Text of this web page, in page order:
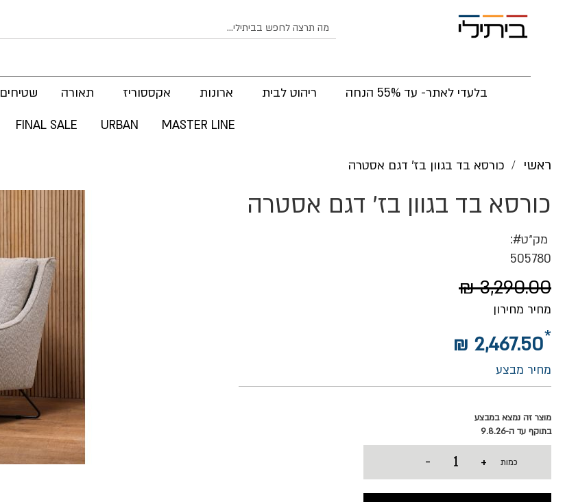
לחפש
בלעדי לאתר- עד 55% הנחה ריהוט לבית ארונות אקססוריז תאורה שטיחים
MASTER LINE
URBAN
FINAL SALE
ראשי כורסא בד בגוון בז' דגם אסטרה
כורסא בד בגוון בז' דגם אסטרה
מק״ט
505780
מחיר מבצע
2,467.50 ₪
מחיר מחירון
3,290.00 ₪
מוצר זה נמצא במבצע
בתוקף עד ה-9.8.26
כמות +
-